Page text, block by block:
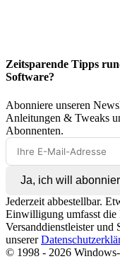
Zeitsparende Tipps
Software?
Abonniere unseren
Anleitungen & Tweaks
Abonnenten.
Ja, ich will
Jederzeit abbestellbar.
Einwilligung umfasst
Versanddienstleister und
unserer
© 1998 - 2026